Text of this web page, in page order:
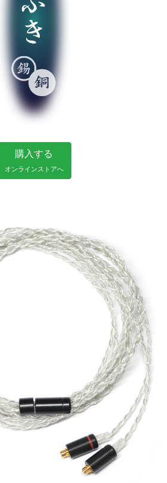
購入する
オンラインストアへ